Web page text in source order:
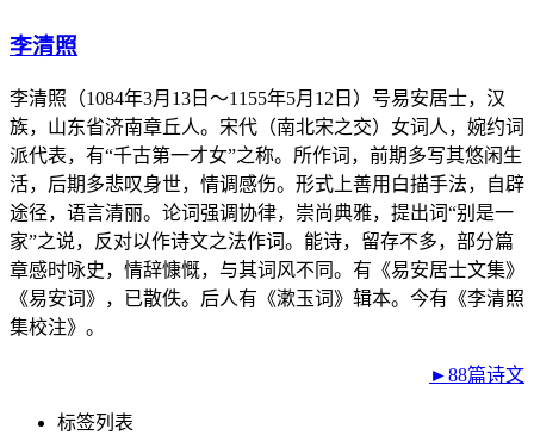
李清照
李清照（1084年3月13日～1155年5月12日）号易安居士，汉
族，山东省济南章丘人。宋代（南北宋之交）女词人，婉约词
派代表，有“千古第一才女”之称。所作词，前期多写其悠闲生
活，后期多悲叹身世，情调感伤。形式上善用白描手法，自辟
途径，语言清丽。论词强调协律，崇尚典雅，提出词“别是一
家”之说，反对以作诗文之法作词。能诗，留存不多，部分篇
章感时咏史，情辞慷慨，与其词风不同。有《易安居士文集》
《易安词》，已散佚。后人有《漱玉词》辑本。今有《李清照
集校注》。
►88篇诗文
标签列表